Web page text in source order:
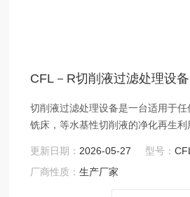
CFL－R切削液过滤处理设备
切削液过滤处理设备是一台适用于任
铣床，等水基性切削液的净化再生利
使用性能不会有任何改变。
更新日期： 2026-05-27 型号：
厂商性质：生产厂家